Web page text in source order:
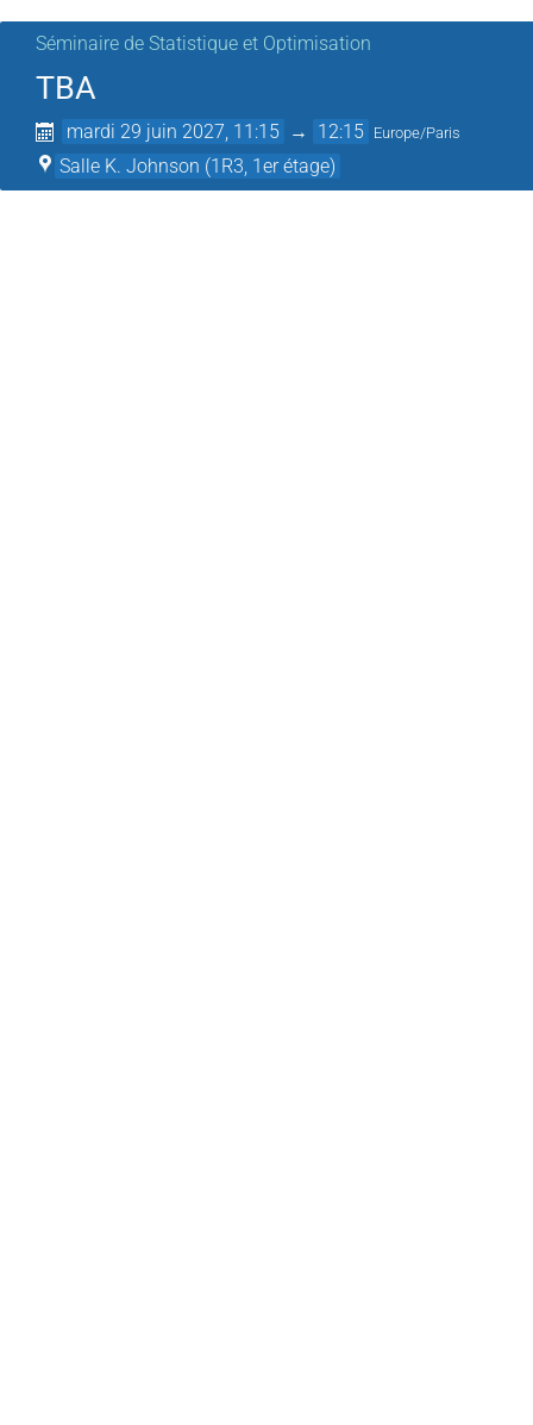
Séminaire de Statistique et Optimisation
TBA
mardi 29 juin 2027, 11:15 → 12:15 Europe/Paris
Salle K. Johnson (1R3, 1er étage)